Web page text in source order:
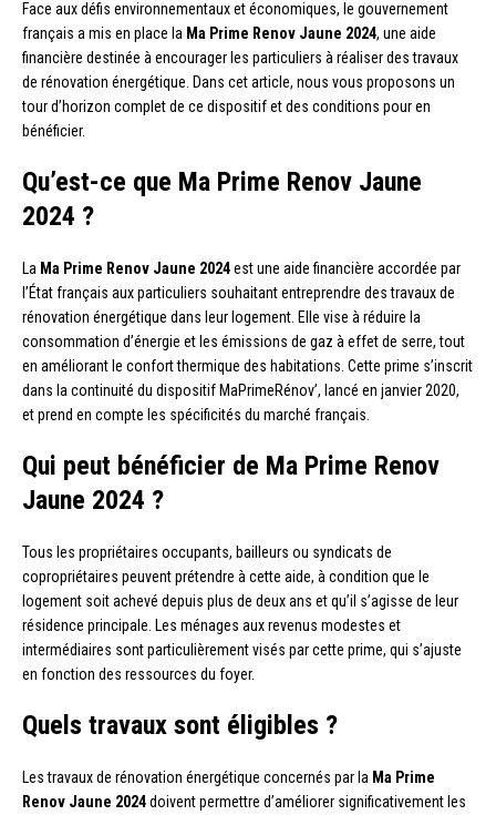
Face aux défis environnementaux et économiques, le gouvernement
français a mis en place la Ma Prime Renov Jaune 2024, une aide
financière destinée à encourager les particuliers à réaliser des travaux
de rénovation énergétique. Dans cet article, nous vous proposons un
tour d’horizon complet de ce dispositif et des conditions pour en
bénéficier.
Qu’est-ce que Ma Prime Renov Jaune
2024 ?
La Ma Prime Renov Jaune 2024est une aide financière accordée par
l’État français aux particuliers souhaitant entreprendre des travaux de
rénovation énergétique dans leur logement. Elle vise à réduire la
consommation d’énergie et les émissions de gaz à effet de serre, tout
en améliorant le confort thermique des habitations. Cette prime s’inscrit
dans la continuité du dispositif MaPrimeRénov’, lancé en janvier 2020,
et prend en compte les spécificités du marché français.
Qui peut bénéficier de Ma Prime Renov
Jaune 2024 ?
Tous les propriétaires occupants, bailleurs ou syndicats de
copropriétaires peuvent prétendre à cette aide, à condition que le
logement soit achevé depuis plus de deux ans et qu’il s’agisse de leur
résidence principale. Les ménages aux revenus modestes et
intermédiaires sont particulièrement visés par cette prime, qui s’ajuste
en fonction des ressources du foyer.
Quels travaux sont éligibles ?
Les travaux de rénovation énergétique concernés par la Ma Prime
Renov Jaune 2024doivent permettre d’améliorer significativement les